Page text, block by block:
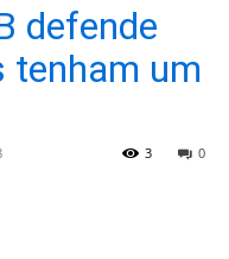
defende
tenham um
0
3